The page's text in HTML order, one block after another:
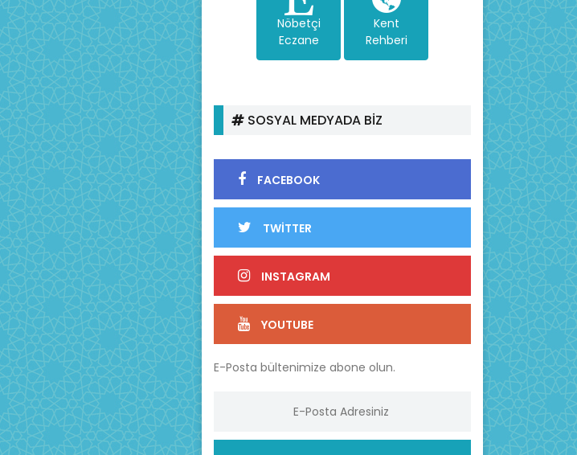
Nöbetçi
Eczane
Kent
Rehberi
SOSYAL MEDYADA BİZ
FACEBOOK
TWİTTER
INSTAGRAM
YOUTUBE
E-Posta bültenimize abone olun.